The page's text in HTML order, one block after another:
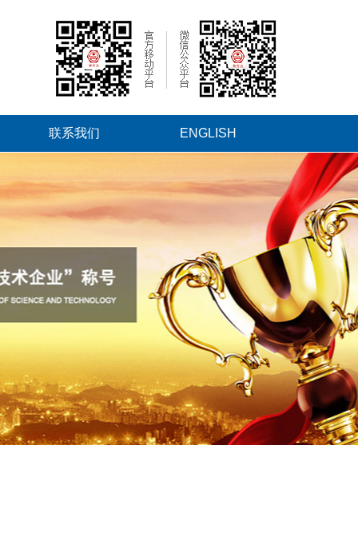
联系我们 ENGLISH